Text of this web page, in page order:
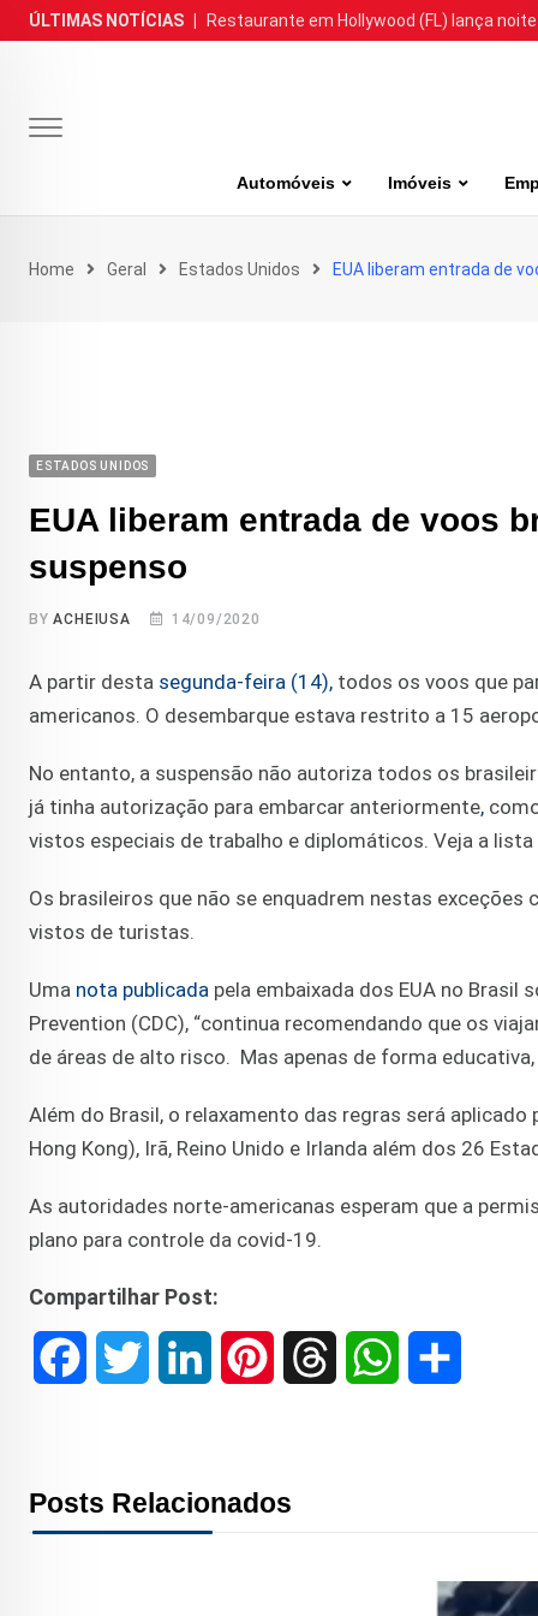
Skip
to
ÚLTIMAS NOTÍCIAS Restaurante em Hollywood (FL) lança
Automóveis Imóveis
Home Geral Estados Unidos EUA liberam entrada de
ESTADOS UNIDOS
EUA liberam entrada de voos
suspenso
BYACHEIUSA 14/09/2020
A partir desta segunda-feira (14), todos os voos que
americanos. O desembarque estava restrito a 15
No entanto, a suspensão não autoriza todos os
já tinha autorização para embarcar anteriormente,
vistos especiais de trabalho e diplomáticos. Veja a
Os brasileiros que não se enquadrem nestas
vistos de turistas.
Uma nota publicada pela embaixada dos EUA no Brasil
Prevention (CDC), “continua recomendando que os
de áreas de alto risco. Mas apenas de forma educativa,
Além do Brasil, o relaxamento das regras será aplicado
Hong Kong), Irã, Reino Unido e Irlanda além dos 26
As autoridades norte-americanas esperam que a
plano para controle da covid-19.
Compartilhar Post:
e t k t
Posts Relacionados